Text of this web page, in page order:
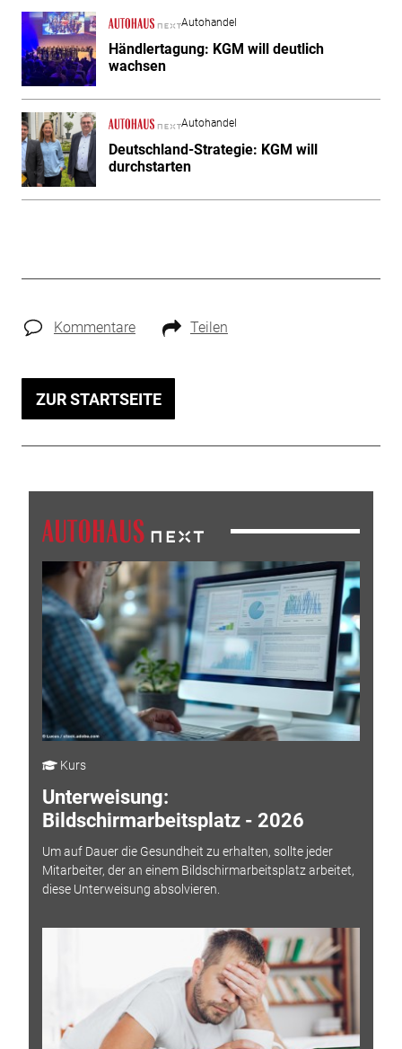
Autohandel
Händlertagung: KGM will deutlich
wachsen
Autohandel
Deutschland-Strategie: KGM will
durchstarten
Kommentare Teilen
ZUR STARTSEITE
Kurs
Unterweisung:
Bildschirmarbeitsplatz - 2026
Um auf Dauer die Gesundheit zu erhalten, sollte jeder
Mitarbeiter, der an einem Bildschirmarbeitsplatz arbeitet,
diese Unterweisung absolvieren.